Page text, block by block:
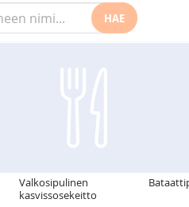
HAE
Valkosipulinen
kasvissosekeitto